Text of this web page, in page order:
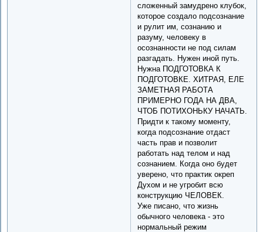
сложенный замудрено клубок,
которое создало подсознание
и рулит им, сознанию и
разуму, человеку в
осознанности не под силам
разгадать. Нужен иной путь.
Нужна ПОДГОТОВКА К
ПОДГОТОВКЕ. ХИТРАЯ, ЕЛЕ
ЗАМЕТНАЯ РАБОТА
ПРИМЕРНО ГОДА НА ДВА,
ЧТОБ ПОТИХОНЬКУ НАЧАТЬ.
Придти к такому моменту,
когда подсознание отдаст
часть прав и позволит
работать над телом и над
сознанием. Когда оно будет
уверено, что практик окреп
Духом и не угробит всю
конструкцию ЧЕЛОВЕК.
Уже писано, что жизнь
обычного человека - это
нормальный режим